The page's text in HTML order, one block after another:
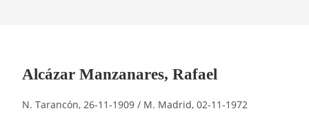
Alcázar Manzanares, Rafael
N. Tarancón, 26-11-1909 / M. Madrid, 02-11-1972